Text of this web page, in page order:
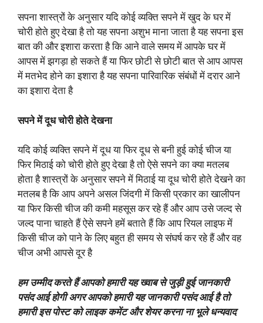
सपना शास्त्रों के अनुसार यदि कोई व्यक्ति सपने में खुद के घर में
चोरी होते हुए देखा है तो यह सपना अशुभ माना जाता है यह सपना इस
बात की और इशारा करता है कि आने वाले समय में आपके घर में
आपस में झगड़ा हो सकते हैं या फिर छोटी से छोटी बात से आप आपस
में मतभेद होने का इशारा है यह सपना पारिवारिक संबंधों में दरार आने
का इशारा देता है
सपने में दूध चोरी होते देखना
यदि कोई व्यक्ति सपने में दूध या फिर दूध से बनी हुई कोई चीज या
फिर मिठाई को चोरी होते हुए देखा है तो ऐसे सपने का क्या मतलब
होता है शास्त्रों के अनुसार सपने में मिठाई या दूध चोरी होते देखने का
मतलब है कि आप अपने असल जिंदगी में किसी प्रकार का खालीपन
या फिर किसी चीज की कमी महसूस कर रहे हैं और आप उसे जल्द से
जल्द पाना चाहते हैं ऐसे सपने हमें बताते हैं कि आप रियल लाइफ में
किसी चीज को पाने के लिए बहुत ही समय से संघर्ष कर रहे हैं और वह
चीज अभी आपसे दूर है
हम उम्मीद करते हैं आपको हमारी यह ख्वाब से जुड़ी हुई जानकारी
पसंद आई होगी अगर आपको हमारी यह जानकारी पसंद आई है तो
हमारी इस पोस्ट को लाइक कमेंट और शेयर करना ना भूले धन्यवाद